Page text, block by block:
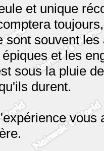
et unique
sont souvent
et les
sous la pluie
durent.
vous